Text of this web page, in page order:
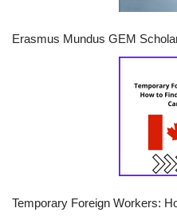
Erasmus Mundus GEM
Temporary Foreign Workers: